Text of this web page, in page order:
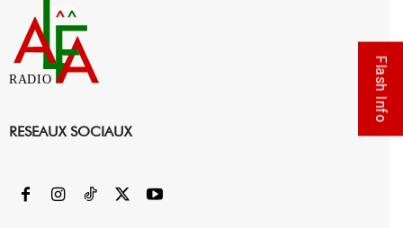
RADIO
RESEAUX SOCIAUX
Flash Info